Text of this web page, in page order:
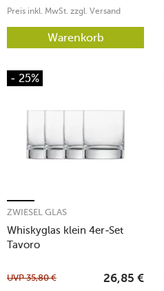
Preis inkl. MwSt. zzgl. Versand
Warenkorb
- 25%
Whiskyglas klein 4er-Set
Tavoro
ZWIESEL GLAS
UVP35,80 € 26,85 €